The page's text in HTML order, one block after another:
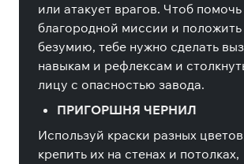
или атакует врагов. Чтоб
благородной миссии и положить
безумию, тебе нужно сделать
навыкам и рефлексам и
лицу с опасностью завода.
ПРИГОРШНЯ ЧЕРНИЛ
Используй краски разных
крепить их на стенах и потолках,